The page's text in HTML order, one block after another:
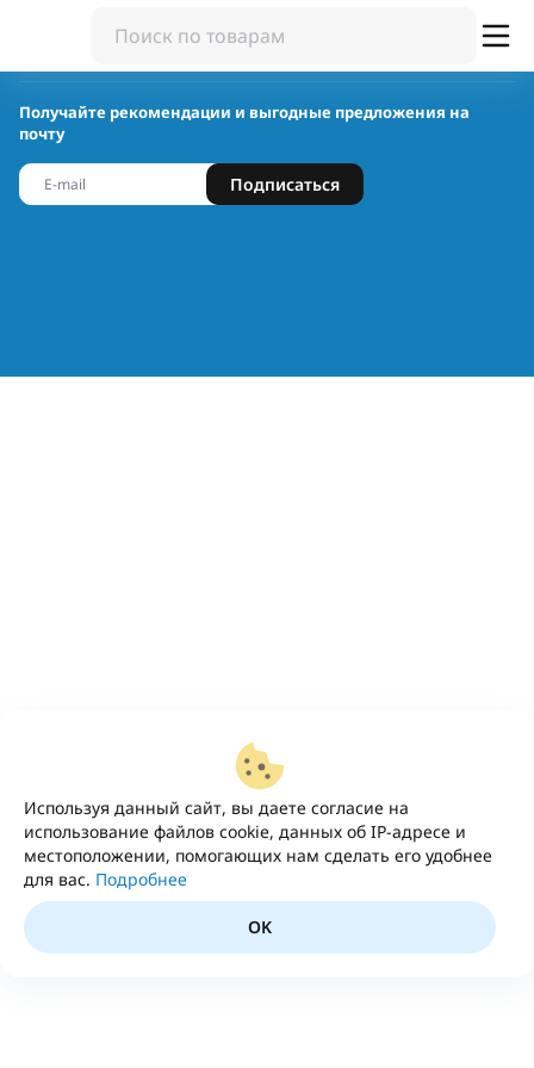
Используя данный сайт, вы даете согласие на
использование файлов cookie, данных об IP-адресе и
местоположении, помогающих нам сделать его удобнее
для вас. Подробнее
OK
Получайте рекомендации и выгодные предложения на
почту
Подписаться